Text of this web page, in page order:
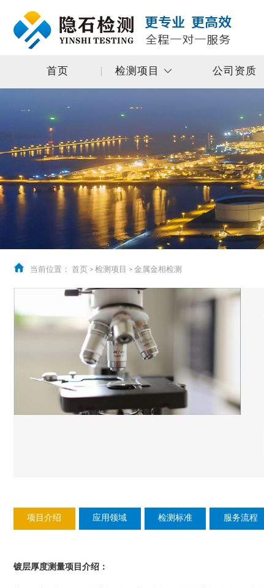
首页 检测项目 公司资质
当前位置： 首页 > 检测项目 > 金属金相检测
项目介绍 应用领域 检测标准 服务流程
镀层厚度测量项目介绍 ：